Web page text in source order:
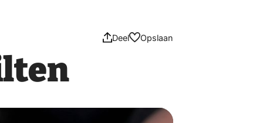
Deel Opslaan